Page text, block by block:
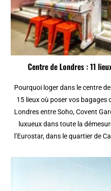
Centre de Londres : 11
Pourquoi loger dans le centre
15 lieux où poser vos bagages
Londres entre Soho, Covent
luxueux dans toute la
l’Eurostar, dans le quartier de